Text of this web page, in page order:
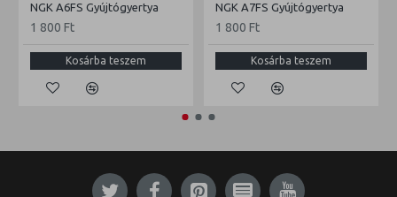
NGK A6FS Gyújtógyertya
1 800 Ft
Kosárba teszem
NGK A7FS Gyújtógyertya
1 800 Ft
Kosárba teszem